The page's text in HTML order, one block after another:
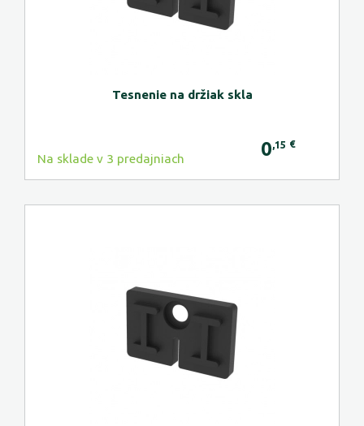
Tesnenie na držiak skla
Na sklade v 3 predajniach 0 ,15 €